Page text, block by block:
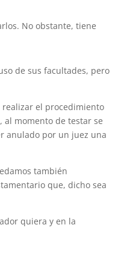
No obstante, tiene
de sus facultades, pero
realizar el procedimiento
al momento de testar se
anulado por un juez una
también
que, dicho sea
quiera y en la